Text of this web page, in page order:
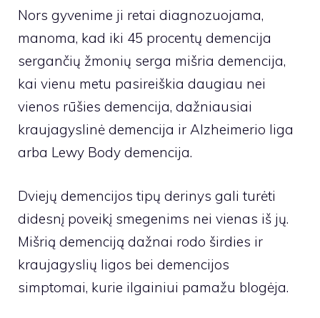
Nors gyvenime ji retai diagnozuojama,
manoma, kad iki 45 procentų demencija
sergančių žmonių serga mišria demencija,
kai vienu metu pasireiškia daugiau nei
vienos rūšies demencija, dažniausiai
kraujagyslinė demencija ir Alzheimerio liga
arba Lewy Body demencija.
Dviejų demencijos tipų derinys gali turėti
didesnį poveikį smegenims nei vienas iš jų.
Mišrią demenciją dažnai rodo širdies ir
kraujagyslių ligos bei demencijos
simptomai, kurie ilgainiui pamažu blogėja.